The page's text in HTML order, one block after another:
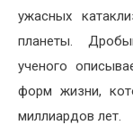
ужасных
планеты.
ученого
форм жизни,
миллиардов лет.